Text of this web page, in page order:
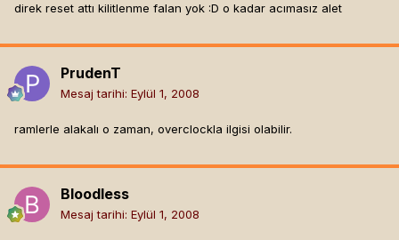
direk reset attı kilitlenme falan yok :D o kadar acımasız alet
PrudenT
Mesaj tarihi: Eylül 1, 2008
ramlerle alakalı o zaman, overclockla ilgisi olabilir.
Bloodless
Mesaj tarihi: Eylül 1, 2008